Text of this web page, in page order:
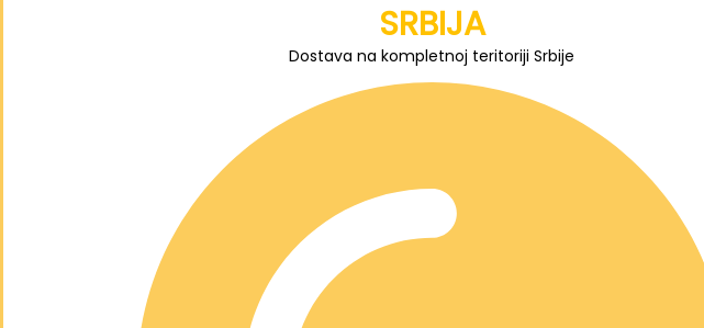
SRBIJA
Dostava na kompletnoj teritoriji Srbije